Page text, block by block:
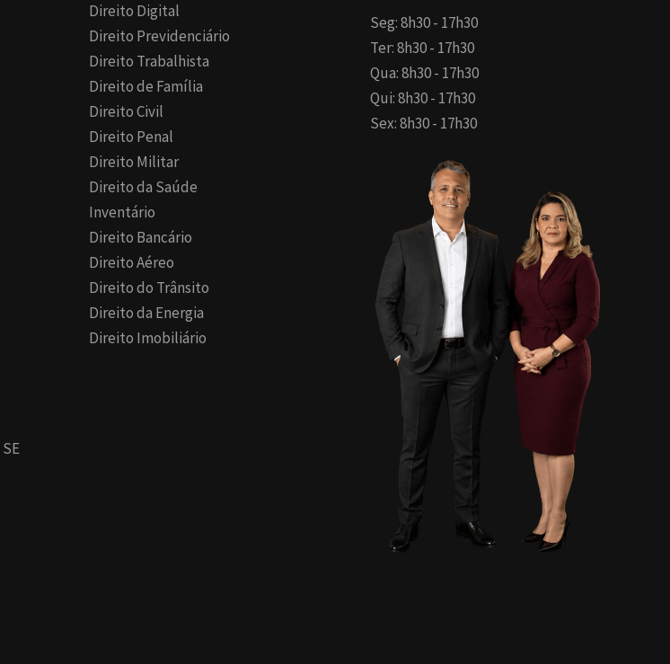
SE
Direito Digital
Direito Previdenciário
Direito Trabalhista
Direito de Família
Direito Civil
Direito Penal
Direito Militar
Direito da Saúde
Inventário
Direito Bancário
Direito Aéreo
Direito do Trânsito
Direito da Energia
Direito Imobiliário
Seg: 8h30 - 17h30
Ter: 8h30 - 17h30
Qua: 8h30 - 17h30
Qui: 8h30 - 17h30
Sex: 8h30 - 17h30